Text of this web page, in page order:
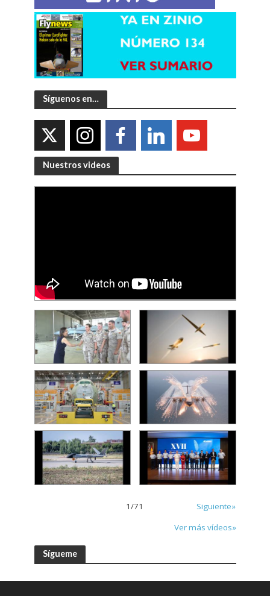
Síguenos en…
Nuestros videos
1/71
Siguiente»
Ver más vídeos»
Sígueme